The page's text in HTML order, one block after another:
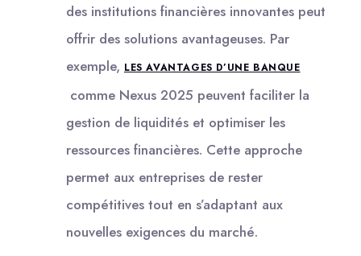
des institutions financières innovantes peut
offrir des solutions avantageuses. Par
exemple, LES AVANTAGES D’UNE BANQUE
comme Nexus 2025 peuvent faciliter la
gestion de liquidités et optimiser les
ressources financières. Cette approche
permet aux entreprises de rester
compétitives tout en s’adaptant aux
nouvelles exigences du marché.